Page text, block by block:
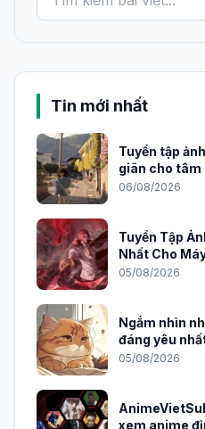
Tin mới nhất
Tuyển tập
giãn cho
06/08/2026
Tuyển Tập
Nhất Cho
05/08/2026
Ngắm nhìn
đáng yêu
05/08/2026
xem anime